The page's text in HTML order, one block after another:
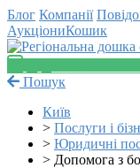
Блог Компанії
АукціониКошик
Пошук
Київ
> Послуги і
> Юридичні
> Допомога з